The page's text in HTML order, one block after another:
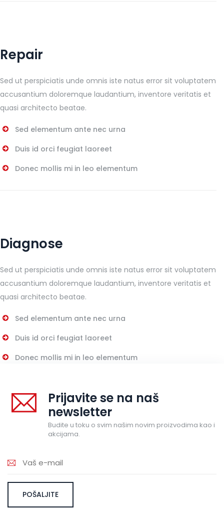
Repair
Sed ut perspiciatis unde omnis iste natus error sit voluptatem
accusantium doloremque laudantium, inventore veritatis et
quasi architecto beatae.
Sed elementum ante nec urna
Duis id orci feugiat laoreet
Donec mollis mi in leo elementum
Diagnose
Sed ut perspiciatis unde omnis iste natus error sit voluptatem
accusantium doloremque laudantium, inventore veritatis et
quasi architecto beatae.
Sed elementum ante nec urna
Duis id orci feugiat laoreet
Donec mollis mi in leo elementum
Prijavite se na naš
newsletter
Budite u toku o svim našim novim proizvodima kao i
akcijama.